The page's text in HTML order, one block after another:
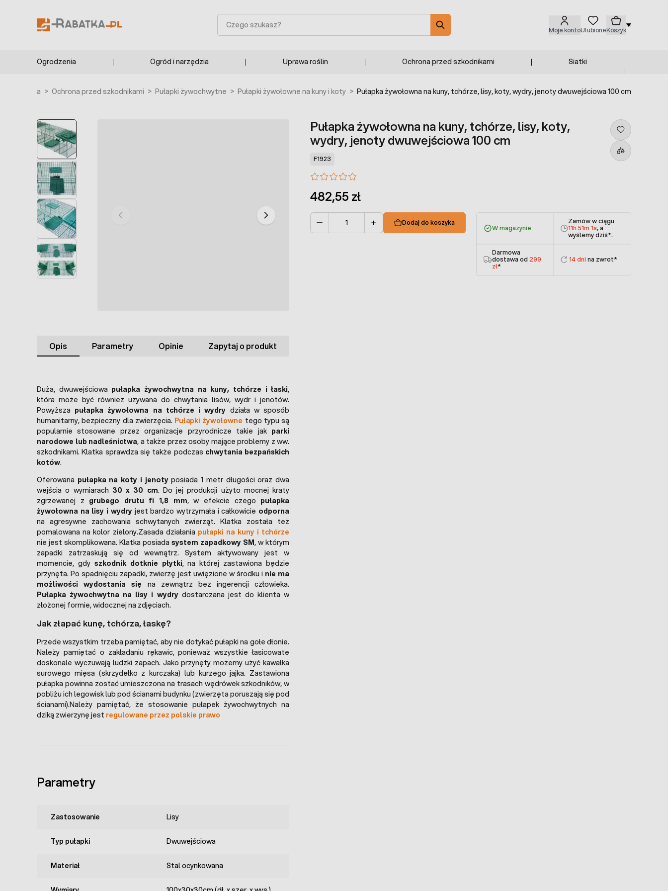
Moje kontoUlubioneKoszyk
Szukaj
Ogrodzenia Ogród i narzędzia Uprawa roślin Ochrona przed szkodnikami Siatki
główna > Ochrona przed szkodnikami > Pułapki żywochwytne > Pułapki żywołowne na kuny i koty > Pułapka żywołowna na kuny, tchórze, lisy, koty, wydry, jenoty dwuwejściowa 100 cm
Pułapka żywołowna na kuny, tchórze, lisy, koty,
wydry, jenoty dwuwejściowa 100 cm
F1923
482,55 zł
Dodaj do koszyka
W magazynie
Zamów w ciągu
11h 51m 1s, a
wyślemy dziś*.
Darmowa
dostawa od 299
zł*
14 dni na zwrot*
Opis Parametry Opinie Zapytaj o produkt
Duża, dwuwejściowa pułapka żywochwytna na kuny, tchórze i łaski,
która może być również używana do chwytania lisów, wydr i jenotów.
Powyższa pułapka żywołowna na tchórze i wydry działa w sposób
humanitarny, bezpieczny dla zwierzęcia. Pułapki żywołowne tego typu są
popularnie stosowane przez organizacje przyrodnicze takie jak parki
narodowe lub nadleśnictwa, a także przez osoby mające problemy z ww.
szkodnikami. Klatka sprawdza się także podczas chwytania bezpańskich
kotów.
Oferowana pułapka na koty i jenotyposiada 1 metr długości oraz dwa
wejścia o wymiarach 30 x 30 cm. Do jej produkcji użyto mocnej kraty
zgrzewanej z grubego drutu fi 1,8 mm, w efekcie czego pułapka
żywołowna na lisy i wydryjest bardzo wytrzymała i całkowicie odporna
na agresywne zachowania schwytanych zwierząt. Klatka została też
pomalowana na kolor zielony.Zasada działania pułapki na kuny i tchórze
nie jest skomplikowana. Klatka posiadasystem zapadkowy SM, w którym
zapadki zatrzaskują się od wewnątrz. System aktywowany jest w
momencie, gdy szkodnik dotknie płytki, na której zastawiona będzie
przynęta. Po spadnięciu zapadki, zwierzę jest uwięzione w środku i nie ma
możliwości wydostania się na zewnątrz bez ingerencji człowieka.
Pułapka żywochwytna na lisy i wydrydostarczana jest do klienta w
złożonej formie, widocznej na zdjęciach.
Jak złapać kunę, tchórza, łaskę?
Przede wszystkim trzeba pamiętać, aby nie dotykać pułapki na gołe dłonie.
Należy pamiętać o zakładaniu rękawic, ponieważ wszystkie łasicowate
doskonale wyczuwają ludzki zapach. Jako przynęty możemy użyć kawałka
surowego mięsa (skrzydełko z kurczaka) lub kurzego jajka. Zastawiona
pułapka powinna zostać umieszczona na trasach wędrówek szkodników, w
pobliżu ich legowisk lub pod ścianami budynku (zwierzęta poruszają się pod
ścianami).Należy pamiętać, że stosowanie pułapek żywochwytnych na
dziką zwierzynę jest regulowane przez polskie prawo
Parametry
Zastosowanie Lisy
Typ pułapki Dwuwejściowa
Materiał Stal ocynkowana